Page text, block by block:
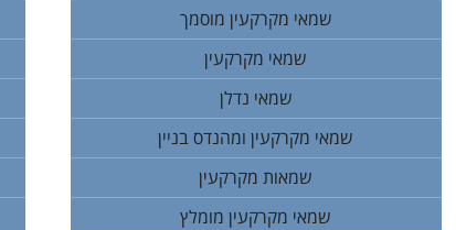
שמאי מקרקעין מוסמך
שמאי מקרקעין
שמאי נדלן
שמאי מקרקעין ומהנדס בניין
שמאות מקרקעין
שמאי מקרקעין מומלץ